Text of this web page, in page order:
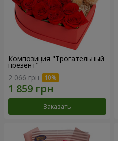
Композиция "Трогательный
презент"
2 066 грн
Заказать